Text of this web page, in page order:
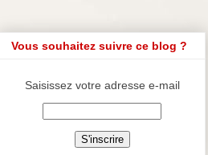
Vous souhaitez suivre ce blog ?
Saisissez votre adresse e-mail